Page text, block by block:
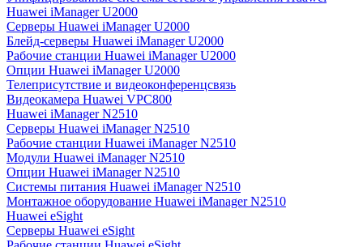
Huawei iManager U2000
Серверы Huawei iManager U2000
Блейд-серверы Huawei iManager U2000
Рабочие станции Huawei iManager U2000
Опции Huawei iManager U2000
Телеприсутствие и видеоконференцсвязь
Видеокамера Huawei VPC800
Huawei iManager N2510
Серверы Huawei iManager N2510
Рабочие станции Huawei iManager N2510
Модули Huawei iManager N2510
Опции Huawei iManager N2510
Системы питания Huawei iManager N2510
Монтажное оборудование Huawei iManager N2510
Huawei eSight
Серверы Huawei eSight